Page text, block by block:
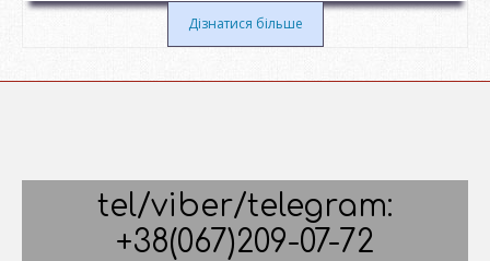
Дізнатися більше
tel/viber/telegram:
+38(067)209-07-72